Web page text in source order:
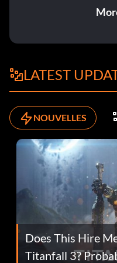
LATEST
NOUVELLES
Does This Hire
Titanfall 3?